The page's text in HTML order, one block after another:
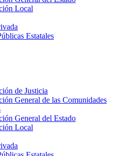
Local
Estatales
de Justicia
General de las Comunidades
General del Estado
Local